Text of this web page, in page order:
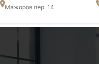
Мажоров пер. 14